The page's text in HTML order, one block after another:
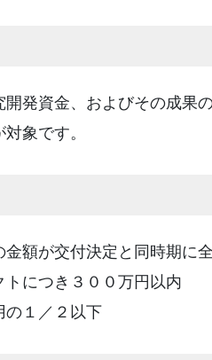
発資金、およびその成果
象です。
額が交付決定と同時期に
トにつき３００万円以内
の１／２以下